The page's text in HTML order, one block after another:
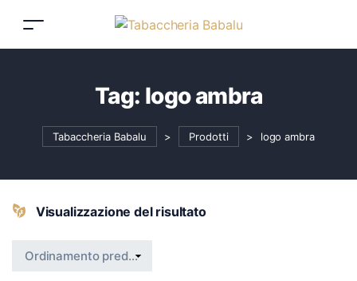
Tag: logo ambra
Tabaccheria Babalu > Prodotti > logo ambra
Visualizzazione del risultato